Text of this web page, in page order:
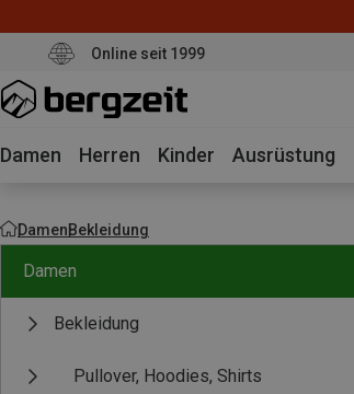
Online seit 1999
Damen Herren Kinder Ausrüstung
DamenBekleidung
Damen
Bekleidung
Pullover, Hoodies, Shirts